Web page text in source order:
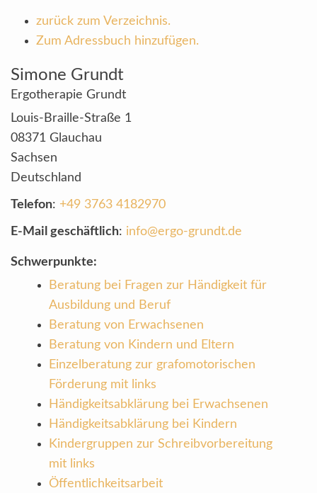
zurück zum Verzeichnis.
Zum Adressbuch hinzufügen.
Simone Grundt
Ergotherapie Grundt
Louis-Braille-Straße 1
08371 Glauchau
Sachsen
Deutschland
Telefon: +49 3763 4182970
E-Mail geschäftlich: info@ergo-grundt.de
Schwerpunkte:
Beratung bei Fragen zur Händigkeit für
Ausbildung und Beruf
Beratung von Erwachsenen
Beratung von Kindern und Eltern
Einzelberatung zur grafomotorischen
Förderung mit links
Händigkeitsabklärung bei Erwachsenen
Händigkeitsabklärung bei Kindern
Kindergruppen zur Schreibvorbereitung
mit links
Öffentlichkeitsarbeit